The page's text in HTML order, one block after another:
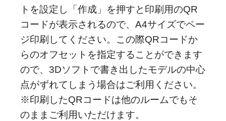
トを設定し「作成」を押すと印刷用のQR
コードが表示されるので、A4サイズでペー
ジ印刷してください。この際QRコードか
らのオフセットを指定することができます
ので、3Dソフトで書き出したモデルの中心
点がずれてしまう場合はご利用ください。
※印刷したQRコードは他のルームでもそ
のままご利用いただけます。